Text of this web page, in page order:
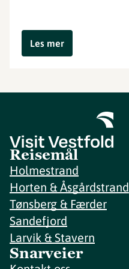
Les mer
Reisemål
Holmestrand
Horten & Åsgårdstrand
Tønsberg & Færder
Sandefjord
Larvik & Stavern
Snarveier